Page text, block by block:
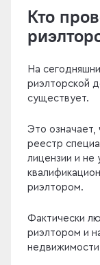
Кто
На
риэлторской
существует.
Это означает,
реестр
лицензии и не
риэлтором.
Фактически
риэлтором и